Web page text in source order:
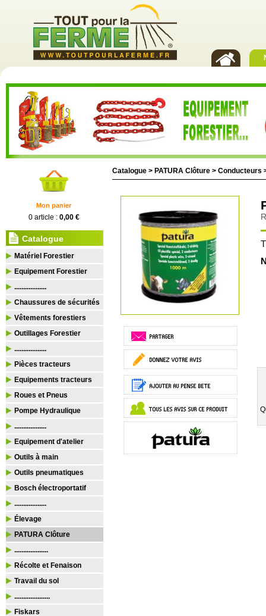
Mon panier
0 article : 0,00 €
Catalogue
Matériel Forestier
Equipement Forestier
..................
Chaussures de sécurités
Vêtements forestiers
Outillages Forestier
..................
Pièces tracteurs
Equipements tracteurs
Roues et Pneus
Pompe Hydraulique
..................
Equipement d'atelier
Outils à main
Outils pneumatiques
Bosch électroportatif
..................
Élevage
PATURA Clôture
...................
Récolte et Fenaison
Travail du sol
....................
Fiskars
Catalogue > PATURA Clôture > Conducteurs